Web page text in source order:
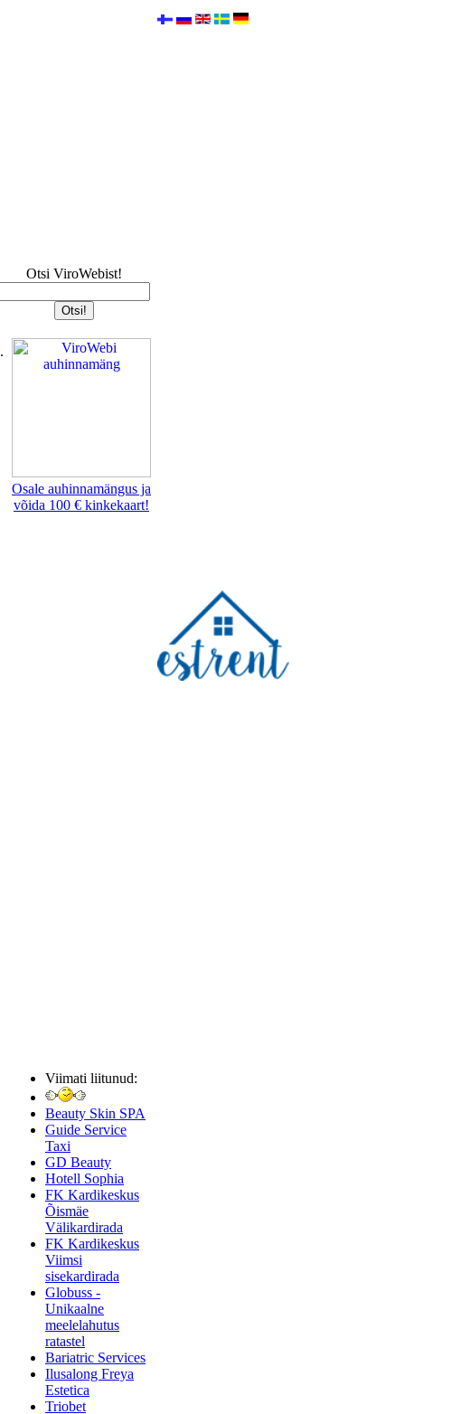
Otsi ViroWebist!
.
Osale auhinnamängus ja
võida 100 € kinkekaart!
Viimati liitunud:
Beauty Skin SPA
Guide Service
Taxi
GD Beauty
Hotell Sophia
FK Kardikeskus
Õismäe
Välikardirada
FK Kardikeskus
Viimsi
sisekardirada
Globuss -
Unikaalne
meelelahutus
ratastel
Bariatric Services
Ilusalong Freya
Estetica
Triobet